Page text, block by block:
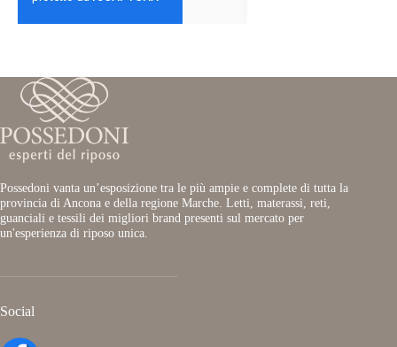
Possedoni vanta un’esposizione tra le più ampie e complete di tutta la
provincia di Ancona e della regione Marche. Letti, materassi, reti,
guanciali e tessili dei migliori brand presenti sul mercato per
un'esperienza di riposo unica.
Social